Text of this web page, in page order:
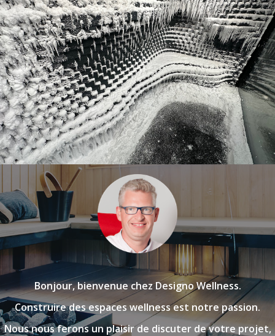
Exemples de projets
Bonjour, bienvenue chez Designo Wellness.
Construire des espaces wellness est notre passion.
Nous nous ferons un plaisir de discuter de votre projet,